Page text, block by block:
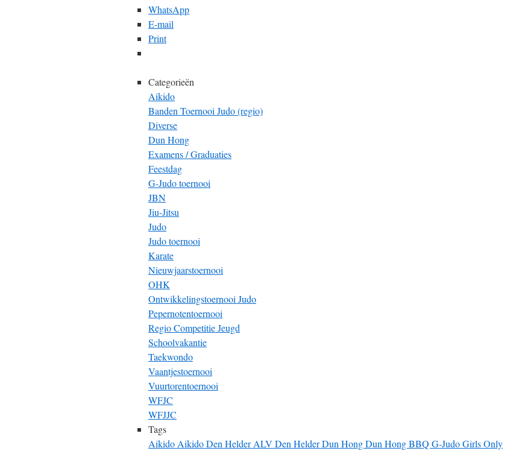
WhatsApp
E-mail
Print
Categorieën
Aikido
Banden Toernooi Judo (regio)
Diverse
Dun Hong
Examens / Graduaties
Feestdag
G-Judo toernooi
JBN
Jiu-Jitsu
Judo
Judo toernooi
Karate
Nieuwjaarstoernooi
OHK
Ontwikkelingstoernooi Judo
Pepernotentoernooi
Regio Competitie Jeugd
Schoolvakantie
Taekwondo
Vaantjestoernooi
Vuurtorentoernooi
WFJC
WFJJC
Tags
Aikido Aikido Den HelderALV Den HelderDun HongDun Hong BBQ G-JudoGirls Only